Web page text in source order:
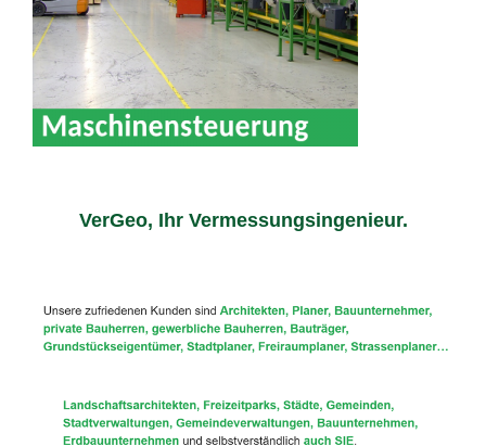
VerGeo, Ihr Vermessungsingenieur.